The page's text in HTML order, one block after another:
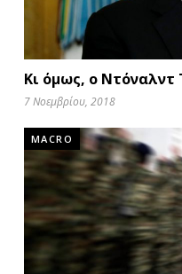
Κι όμως, ο Ντόναλντ
7 Νοεμβρίου, 2018
MACRO